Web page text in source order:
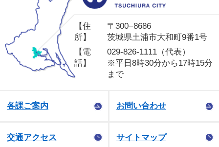
【住
所】
〒300−8686
茨城県土浦市大和町9番1号
【電
話】
029-826-1111（代表）
※平日8時30分から17時15分
まで
各課ご案内 お問い合わせ
交通アクセス サイトマップ